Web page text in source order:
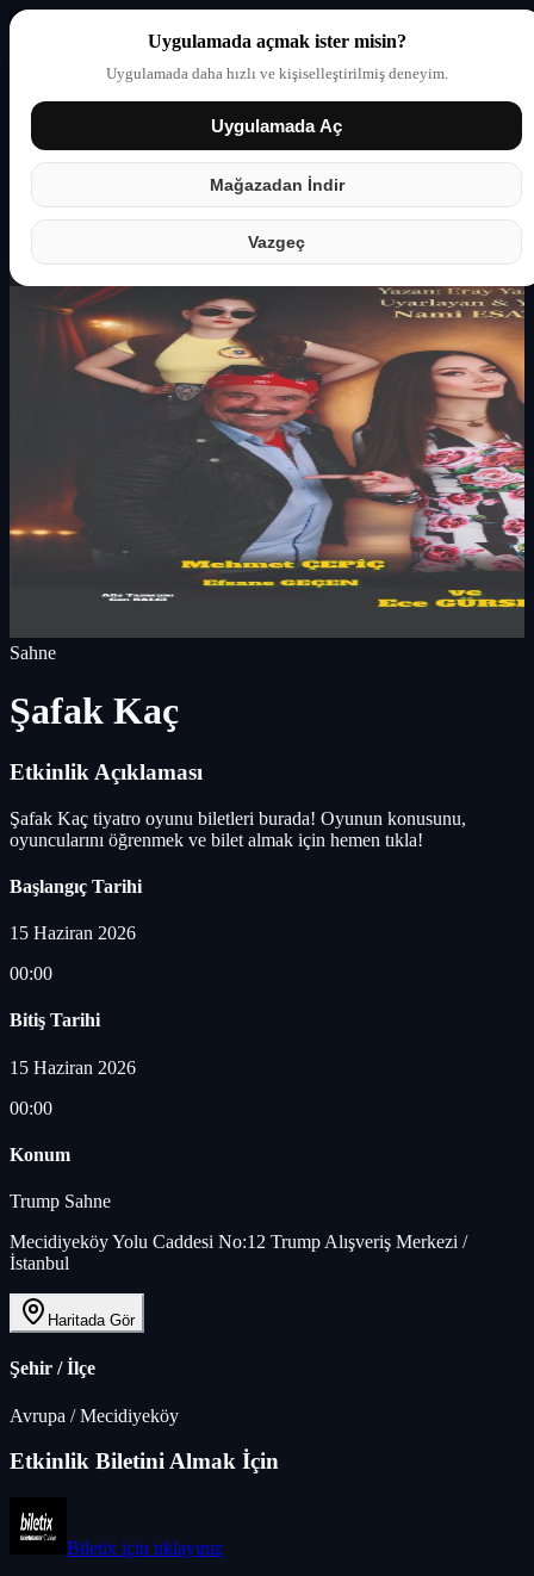
Uygulamada açmak ister misin?
Uygulamada daha hızlı ve kişiselleştirilmiş deneyim.
Uygulamada Aç
Mağazadan İndir
Vazgeç
Giriş yap Partner
Sahne
Şafak Kaç
Etkinlik Açıklaması
Şafak Kaç tiyatro oyunu biletleri burada! Oyunun konusunu,
oyuncularını öğrenmek ve bilet almak için hemen tıkla!
Başlangıç Tarihi
15 Haziran 2026
00:00
Bitiş Tarihi
15 Haziran 2026
00:00
Konum
Trump Sahne
Mecidiyeköy Yolu Caddesi No:12 Trump Alışveriş Merkezi /
İstanbul
Haritada Gör
Şehir / İlçe
Avrupa /Mecidiyeköy
Etkinlik Biletini Almak İçin
Biletix için tıklayınız